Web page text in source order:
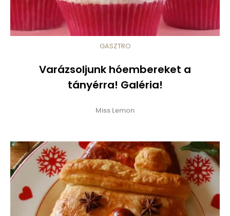
GASZTRO
Varázsoljunk hóembereket a
tányérra! Galéria!
Miss Lemon